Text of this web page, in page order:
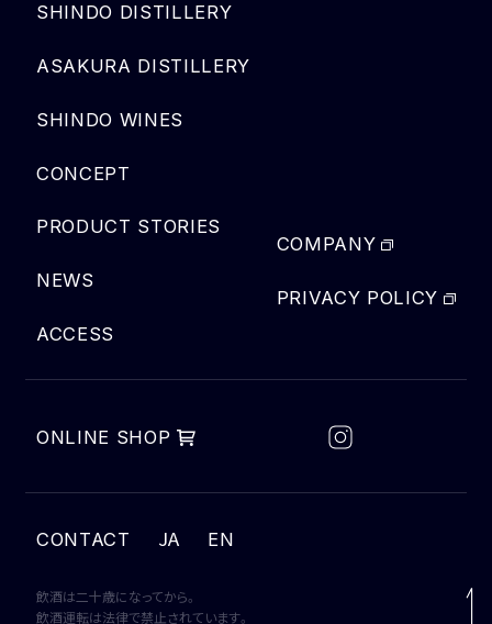
飲酒は二十歳になってから。
飲酒運転は法律で禁止されています。
SHINDO DISTILLERY
ASAKURA DISTILLERY
SHINDO WINES
CONCEPT
PRODUCT STORIES
NEWS
ACCESS
ONLINE SHOP
CONTACT JA EN
COMPANY
PRIVACY POLICY